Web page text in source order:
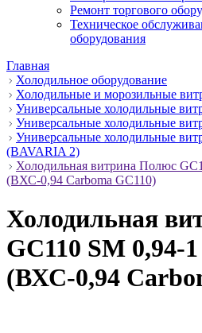
Ремонт торгового
Техническое
оборудования
Главная
Холодильное оборудование
Холодильные и морозильные
Универсальные холодильные
Универсальные холодильные
Универсальные холодильные
(BAVARIA 2)
Холодильная витрина Полюс
(ВХС-0,94 Carboma GC110)
Холодильная
GC110 SM 0,94-
(ВХС-0,94